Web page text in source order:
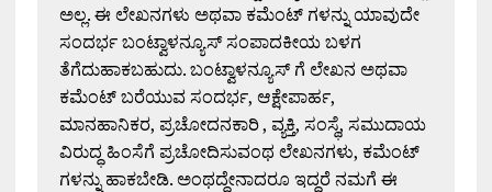
ಅಲ್ಲ. ಈ ಲೇಖನಗಳು ಅಥವಾ ಕಮೆಂಟ್ ಗಳನ್ನು ಯಾವುದೇ
ಸಂದರ್ಭ ಬಂಟ್ವಾಳನ್ಯೂಸ್ ಸಂಪಾದಕೀಯ ಬಳಗ
ತೆಗೆದುಹಾಕಬಹುದು. ಬಂಟ್ವಾಳನ್ಯೂಸ್ ಗೆ ಲೇಖನ ಅಥವಾ
ಕಮೆಂಟ್ ಬರೆಯುವ ಸಂದರ್ಭ, ಆಕ್ಷೇಪಾರ್ಹ,
ಮಾನಹಾನಿಕರ, ಪ್ರಚೋದನಕಾರಿ , ವ್ಯಕ್ತಿ, ಸಂಸ್ಥೆ, ಸಮುದಾಯ
ವಿರುದ್ಧ ಹಿಂಸೆಗೆ ಪ್ರಚೋದಿಸುವಂಥ ಲೇಖನಗಳು, ಕಮೆಂಟ್
ಗಳನ್ನು ಹಾಕಬೇಡಿ. ಅಂಥದ್ದೇನಾದರೂ ಇದ್ದರೆ ನಮಗೆ ಈ